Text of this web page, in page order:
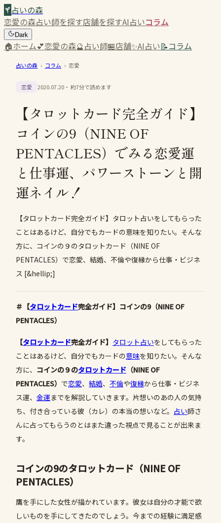
占いの森
恋愛の森占い師を探す店舗を探すAI占いコラム
Dark
🏠ホーム💕恋愛の森🔮占い師🏪店舗✨AI占い📝コラム
占いの森 › コラム › 恋愛
恋愛 2020.07.20 ・ 約7分で読めます
【タロットカード完全ガイド】
コインの9（NINE OF
PENTACLES）でみる恋愛運
と仕事運、パワーストーンと開
運ネイル！
【タロットカード完全ガイド】タロット占いをしてもらった
ことはあるけど、自分でもカードの意味を知りたい。そんな
方に、コインの９のタロットカード（NINE OF
PENTACLES）で恋愛、結婚、不倫や復縁から仕事・ビジネ
ス [&hellip;]
＃【タロットカード完全ガイド】コインの9（NINE OF
PENTACLES）
【タロットカード完全ガイド】 タロット占いをしてもらった
ことはあるけど、自分でもカードの意味を知りたい。そんな
方に、 コインの９のタロットカード （NINE OF
PENTACLES） で恋愛、 結婚、 不倫や復縁から仕事・ビジネ
ス運、 金運までを解説していきます。片想いのあの人の気持
ち、付き合っている彼（カレ）の本当の想いなど。 占い師さ
んに占ってもらうのとはまた違った視点で見ることが出来ま
す。
コインの9のタロットカード（NINE OF
PENTACLES）
鷹を手にした女性が描かれています。彼女は自分の才能で欲
しいものを手にしてきたのでしょう。今までの経験に満足感